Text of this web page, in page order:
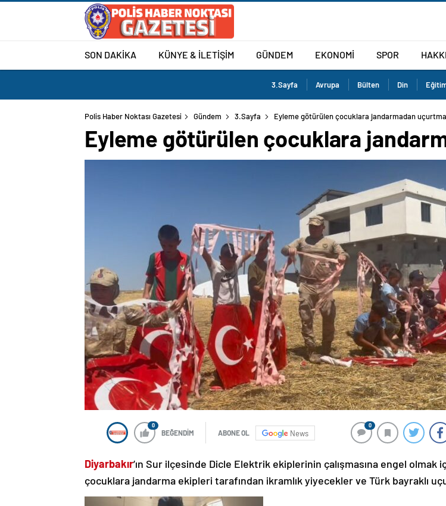
SON DAKİKA KÜNYE & İLETİŞİM GÜNDEM EKONOMİ SPOR
3.Sayfa Avrupa Bülten Din
Polis Haber Noktası Gazetesi Gündem 3.Sayfa Eyleme götürülen çocuklara jandarmadan
Eyleme götürülen çocuklara
0
BEĞENDİM ABONE OL News
0
Diyarbakır’ın Sur ilçesinde Dicle Elektrik ekiplerinin çalışmasına engel olmak
çocuklara jandarma ekipleri tarafından ikramlık yiyecekler ve Türk bayraklı